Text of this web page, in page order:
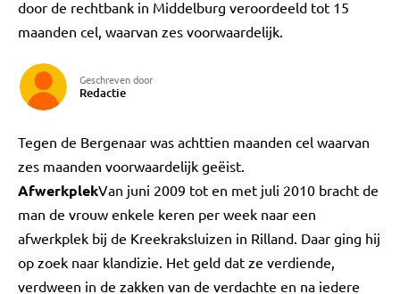
door de rechtbank in Middelburg veroordeeld tot 15
maanden cel, waarvan zes voorwaardelijk.
Geschreven door
Redactie
Tegen de Bergenaar was achttien maanden cel waarvan
zes maanden voorwaardelijk geëist.
AfwerkplekVan juni 2009 tot en met juli 2010 bracht de
man de vrouw enkele keren per week naar een
afwerkplek bij de Kreekraksluizen in Rilland. Daar ging hij
op zoek naar klandizie. Het geld dat ze verdiende,
verdween in de zakken van de verdachte en na iedere